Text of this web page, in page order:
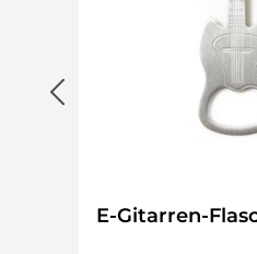
E-Gitarren-